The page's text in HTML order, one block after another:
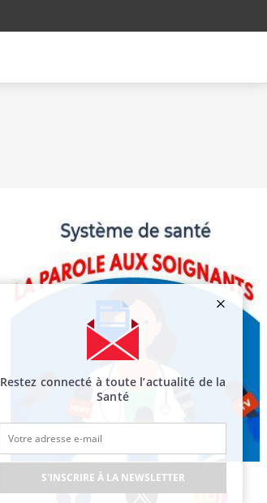
Restez connecté à toute l’actualité de la
Santé
S'INSCRIRE À LA NEWSLETTER